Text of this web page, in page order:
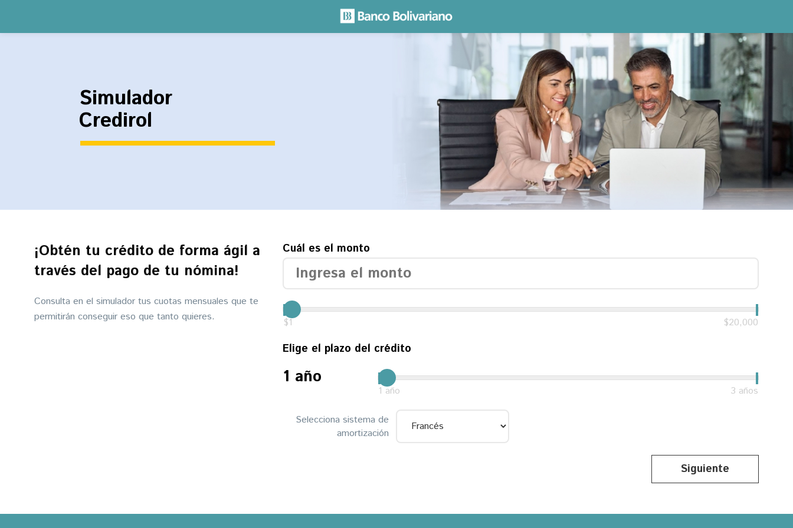
Simulador
Credirol
¡Obtén tu crédito de forma ágil a
través del pago de tu nómina!
Consulta en el simulador tus cuotas mensuales que te
permitirán conseguir eso que tanto quieres.
Cuál es el monto
$1 $20,000
Elige el plazo del crédito
1 año
1 año 3 años
Selecciona sistema de
amortización
Siguiente